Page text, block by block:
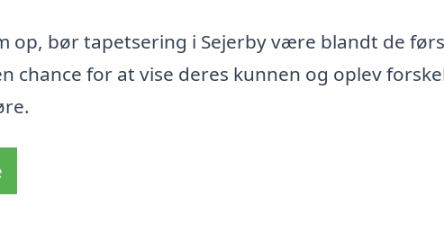
op, bør tapetsering i Sejerby være blandt de
chance for at vise deres kunnen og oplev